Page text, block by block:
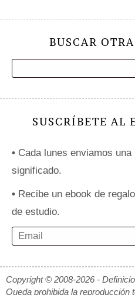
BUSCAR
SUSCRÍBETE AL
• Cada lunes enviamos
significado.
• Recibe un ebook de
de estudio.
Copyright © 2008-2026 -
Queda prohibida la reproducción